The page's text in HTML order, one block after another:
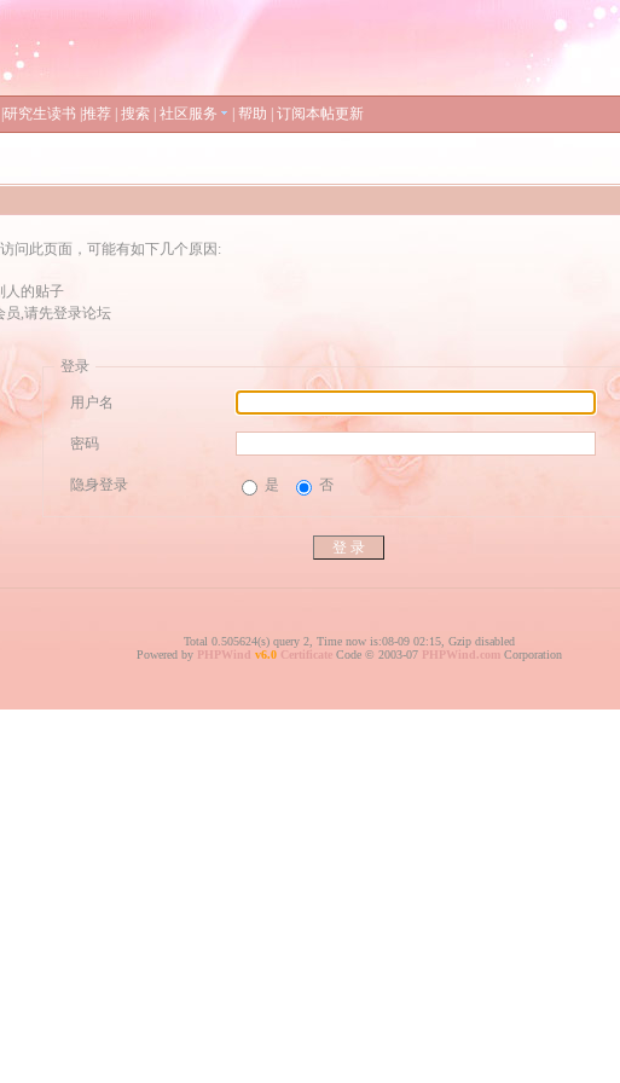
研究生读书 推荐 搜索 社区服务 帮助 订阅本帖更新
问此页面，可能有如下几个原因:
人的贴子
员,请先登录论坛
登录
用户名
密码
隐身登录 是 否
Total 0.505624(s) query 2, Time now is:08-09 02:15, Gzip disabled
Powered by PHPWind v6.0 Certificate Code © 2003-07 PHPWind.com Corporation